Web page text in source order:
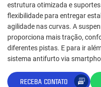
estrutura otimizada e
flexibilidade para entregar
agilidade nas curvas. A
proporciona mais tração,
diferentes pistas. E para ir
sistema antifurto via
RECEBA CONTATO